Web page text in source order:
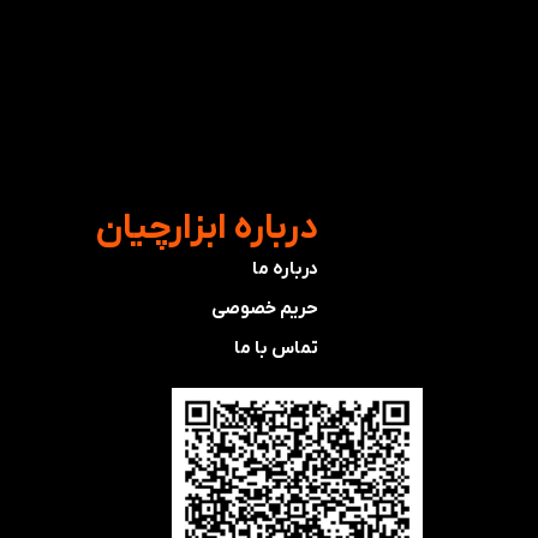
​درباره ابزارچیان
درباره ما
حریم خصوصی
تماس با ما